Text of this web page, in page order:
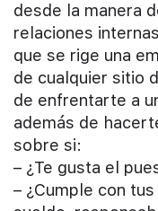
desde la manera
relaciones
que se rige una
de cualquier sitio
de enfrentarte a
además de
sobre si:
– ¿Te gusta el
– ¿Cumple con